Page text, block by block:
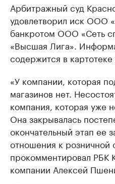
Арбитражный суд
удовлетворил иск ООО
банкротом ООО «Сеть
«Высшая Лига».
содержится в
«У компании, которая
магазинов нет.
компания, которая уже
Она закрывалась
окончательный этап ее
отношения к
прокомментировал РБК
компании Алексей